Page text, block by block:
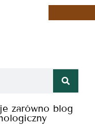
zarówno blog